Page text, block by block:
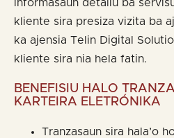
informasaun detallu ba
kliente sira presiza vizita ba
ka ajensia Telin Digital
kliente sira nia hela fatin.
BENEFISIU HALO
KARTEIRA ELETRÓNIKA
Tranzasaun sira hala’o